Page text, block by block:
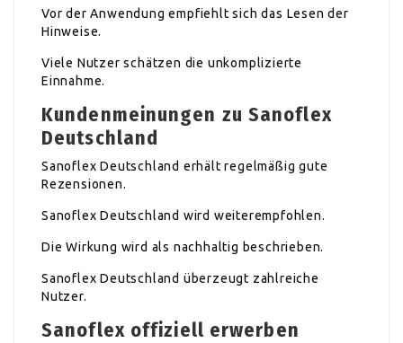
Vor der Anwendung empfiehlt sich das Lesen der
Hinweise.
Viele Nutzer schätzen die unkomplizierte
Einnahme.
Kundenmeinungen zu Sanoflex
Deutschland
Sanoflex Deutschland erhält regelmäßig gute
Rezensionen.
Sanoflex Deutschland wird weiterempfohlen.
Die Wirkung wird als nachhaltig beschrieben.
Sanoflex Deutschland überzeugt zahlreiche
Nutzer.
Sanoflex offiziell erwerben